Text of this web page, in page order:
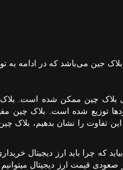
بلاک جین می‌باشد که در ادامه به
بلاک چین ممکن شده است.
توزیع شده است. بلاک چین
تفاوت را نشان بدهیم، بلاک چین
که چرا باید ارز دیجیتال
قیمت ارز دیجیتال